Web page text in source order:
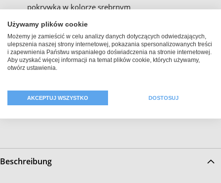
pokrywka w kolorze srebrnym
Odporna na zarysowania
Pojemność: ok. 400ml
Wysokość: ok. 13 cm
Wymiary nadruku: 200 mm x 70 mm
Beschreibung
Używamy plików cookie
Możemy je zamieścić w celu analizy danych dotyczących odwiedzających,
ulepszenia naszej strony internetowej, pokazania spersonalizowanych treści
i zapewnienia Państwu wspaniałego doświadczenia na stronie internetowej.
Aby uzyskać więcej informacji na temat plików cookie, których używamy,
otwórz ustawienia.
AKCEPTUJ WSZYSTKO DOSTOSUJ